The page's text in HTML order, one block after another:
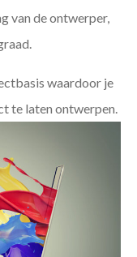
van de ontwerper,
waardoor je
te laten ontwerpen.